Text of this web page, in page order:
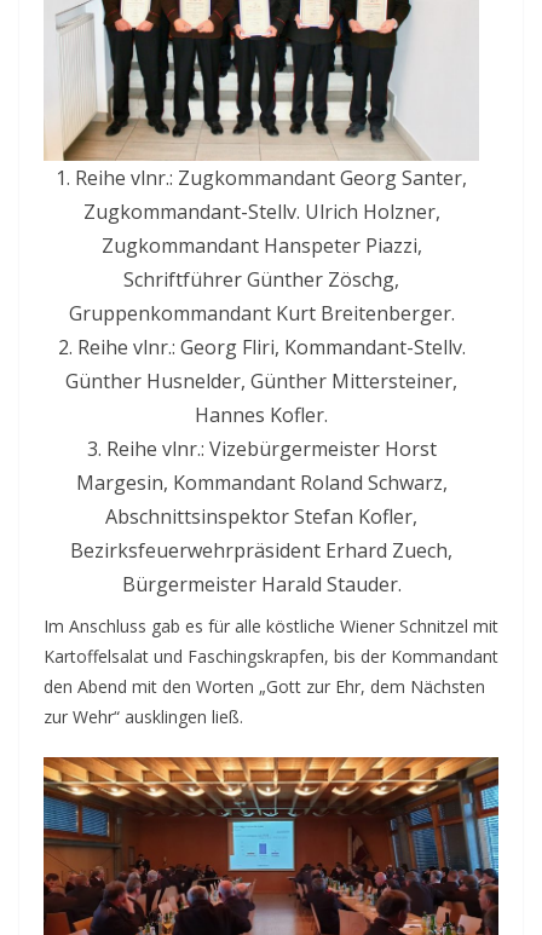
1. Reihe vlnr.: Zugkommandant Georg Santer,
Zugkommandant-Stellv. Ulrich Holzner,
Zugkommandant Hanspeter Piazzi,
Schriftführer Günther Zöschg,
Gruppenkommandant Kurt Breitenberger.
2. Reihe vlnr.: Georg Fliri, Kommandant-Stellv.
Günther Husnelder, Günther Mittersteiner,
Hannes Kofler.
3. Reihe vlnr.: Vizebürgermeister Horst
Margesin, Kommandant Roland Schwarz,
Abschnittsinspektor Stefan Kofler,
Bezirksfeuerwehrpräsident Erhard Zuech,
Bürgermeister Harald Stauder.
Im Anschluss gab es für alle köstliche Wiener Schnitzel mit
Kartoffelsalat und Faschingskrapfen, bis der Kommandant
den Abend mit den Worten „Gott zur Ehr, dem Nächsten
zur Wehr“ ausklingen ließ.